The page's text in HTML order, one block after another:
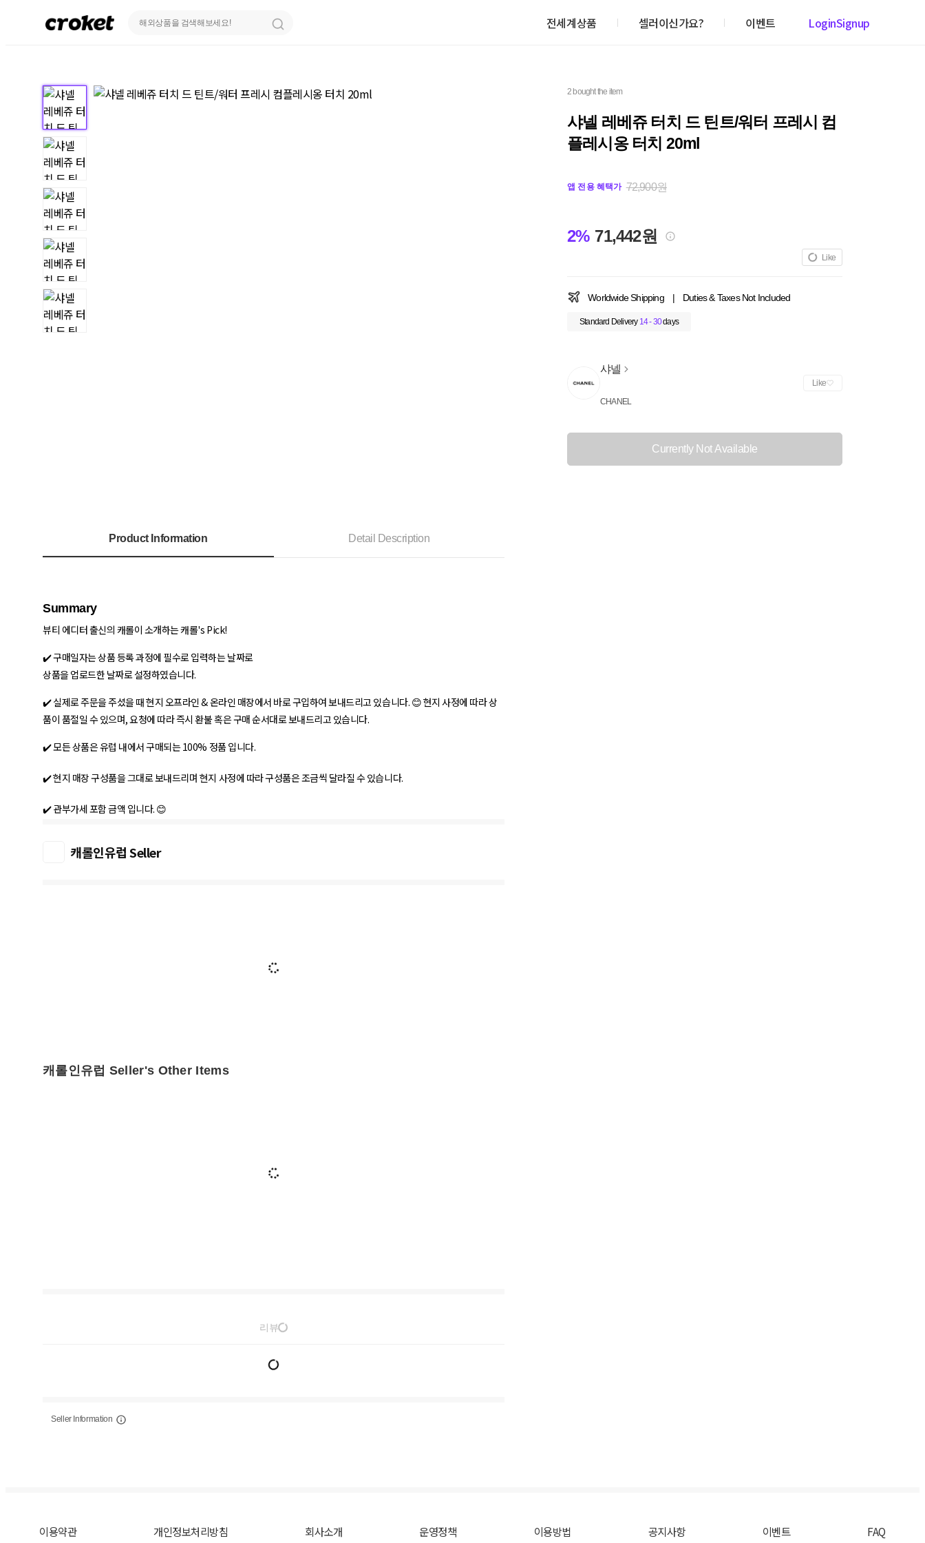
전세계상품 셀러이신가요? 이벤트 LoginSignup
2 bought the item
샤넬 레베쥬 터치 드 틴트/워터 프레시 컴
플레시옹 터치 20ml
앱 전용 혜택가 72,900원
2% 71,442원
Like
Worldwide Shipping | Duties & Taxes Not Included
Standard Delivery 14 - 30days
샤넬
CHANEL
Like
Currently Not Available
Product Information Detail Description
Summary
뷰티 에디터 출신의 캐롤이 소개하는 캐롤's Pick!
✔️ 구매일자는 상품 등록 과정에 필수로 입력하는 날짜로
상품을 업로드한 날짜로 설정하였습니다.
✔️ 실제로 주문을 주셨을 때 현지 오프라인 & 온라인 매장에서 바로 구입하여 보내드리고 있습니다. 😊 현지 사정에 따라 상
품이 품절일 수 있으며, 요청에 따라 즉시 환불 혹은 구매 순서대로 보내드리고 있습니다.
✔️ 모든 상품은 유럽 내에서 구매되는 100% 정품 입니다.
✔️ 현지 매장 구성품을 그대로 보내드리며 현지 사정에 따라 구성품은 조금씩 달라질 수 있습니다.
✔️ 관부가세 포함 금액 입니다. 😊
캐롤인유럽 Seller
캐롤인유럽 Seller's Other Items
리뷰
Seller Information
이용약관 개인정보처리방침 회사소개 운영정책 이용방법 공지사항 이벤트 FAQ